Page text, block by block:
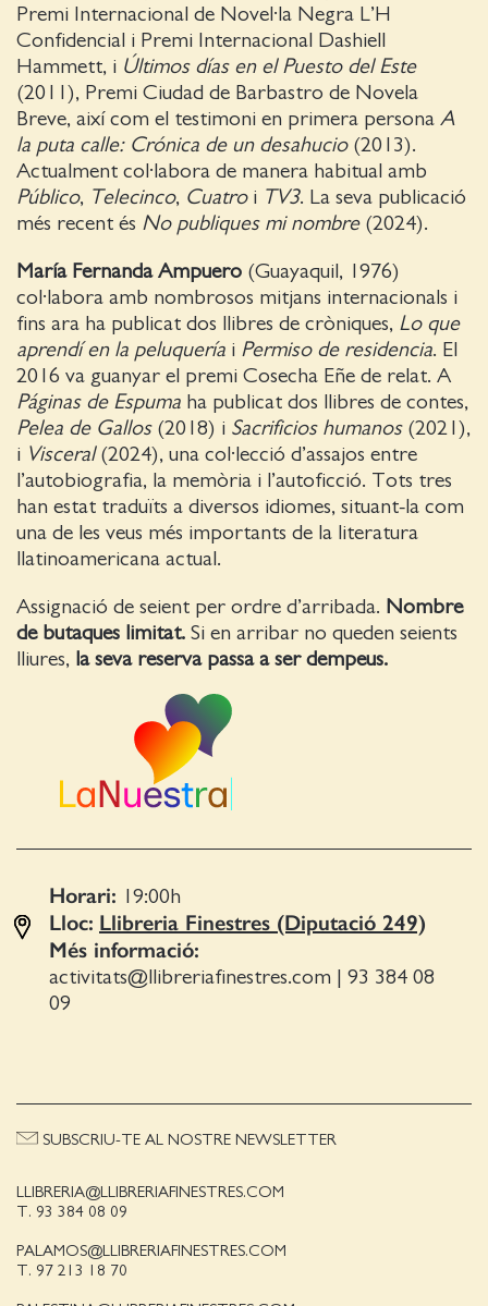
Premi Internacional de Novel·la Negra L’H
Confidencial i Premi Internacional Dashiell
Hammett, i Últimos días en el Puesto del Este
(2011), Premi Ciudad de Barbastro de Novela
Breve, així com el testimoni en primera persona A
la puta calle: Crónica de un desahucio(2013).
Actualment col·labora de manera habitual amb
Público, Telecinco, Cuatroi TV3. La seva publicació
més recent és No publiques mi nombre(2024).
María Fernanda Ampuero (Guayaquil, 1976)
col·labora amb nombrosos mitjans internacionals i
fins ara ha publicat dos llibres de cròniques, Lo que
aprendí en la peluquería i Permiso de residencia. El
2016 va guanyar el premi Cosecha Eñe de relat. A
Páginas de Espuma ha publicat dos llibres de contes,
Pelea de Gallos(2018) i Sacrificios humanos(2021),
i Visceral(2024), una col·lecció d’assajos entre
l’autobiografia, la memòria i l’autoficció. Tots tres
han estat traduïts a diversos idiomes, situant-la com
una de les veus més importants de la literatura
llatinoamericana actual.
Assignació de seient per ordre d’arribada. Nombre
de butaques limitat. Si en arribar no queden seients
lliures, la seva reserva passa a ser dempeus.
Horari: 19:00 h
Lloc: Llibreria Finestres (Diputació 249)
Més informació:
activitats@llibreriafinestres.com
93 384 08
09
LLIBRERIA@LLIBRERIAFINESTRES.COM
T. 93 384 08 09
PALAMOS@LLIBRERIAFINESTRES.COM
T. 97 213 18 70
SUBSCRIU-TE AL NOSTRE NEWSLETTER